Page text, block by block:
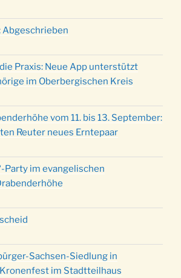
weihnachtliches Brauchtum am
Hof um 17:00 Uhr
im Ev. Gemeindehaus von 10-
Konzert des Honterus Chors in
um 17:00 Uhr
mit Krippenspiel im Ev.
um 15:00 Uhr
in der FeG um 16 Uhr
in der Kirche um
in der Kirche um
mit der ev. Jugend in der Kirche
Uhr
zu Silvester in der Kirche um
Abgeschrieben
Praxis: Neue App unterstützt
im Oberbergischen Kreis
vom 11. bis 13. September:
Reuter neues Erntepaar
Party im evangelischen
Sachsen-Siedlung in
im Stadtteilhaus